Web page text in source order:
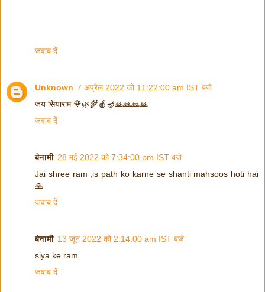
जवाब दें
Unknown 7 अप्रैल 2022 को 11:22:00 am IST बजे
जय सियाराम 🌹🌿🌾🍎🪔🙏🙏🙏🙏
जवाब दें
बेनामी 28 मई 2022 को 7:34:00 pm IST बजे
Jai shree ram ,is path ko karne se shanti mahsoos hoti hai
🙏
जवाब दें
बेनामी 13 जून 2022 को 2:14:00 am IST बजे
siya ke ram
जवाब दें